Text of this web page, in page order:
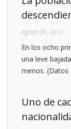
Agosto 30, 2012
En los ocho
una leve
menos.
Uno de